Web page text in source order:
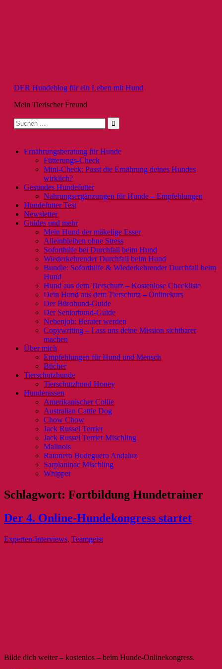
DER Hundeblog für ein Leben mit Hund
Mein Tierischer Freund
Suche
nach:
Ernährungsberatung für Hunde
Fütterungs-Check
Mini-Check: Passt die Ernährung deines Hundes
wirklich?
Gesundes Hundefutter
Nahrungsergänzungen für Hunde – Empfehlungen
Hundefutter Test
Newsletter
Guides und mehr
Mein Hund der mäkelige Esser
Alleinbleiben ohne Stress
Soforthilfe bei Durchfall beim Hund
Wiederkehrender Durchfall beim Hund
Bundle: Soforthilfe & Wiederkehrender Durchfall beim
Hund
Hund aus dem Tierschutz – Kostenlose Checkliste
Dein Hund aus dem Tierschutz – Onlinekurs
Der Bürohund-Guide
Der Seniorhund-Guide
Nebenjob: Berater werden
Copywriting – Lass uns deine Mission sichtbarer
machen
Über mich
Empfehlungen für Hund und Mensch
Bücher
Tierschutzhunde
Tierschutzhund Honey
Hunderassen
Amerikanischer Collie
Australian Cattle Dog
Chow Chow
Jack Russel Terrier
Jack Russel Terrier Mischling
Malinois
Ratonero Bodeguero Andaluz
Sarplaninac Mischling
Whippet
Schlagwort: Fortbildung Hundetrainer
Der 4. Online-Hundekongress startet
Experten-Interviews, Teamgeist
Bilde dich weiter – kostenlos – beim Hunde-Onlinekongress.